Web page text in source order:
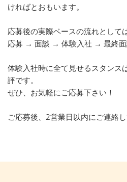
ければとおもいます。
応募後の実際ベースの流れとして
応募 → 面談 → 体験入社 → 最終面
体験入社時に全て見せるスタンス
評です。
ぜひ、お気軽にご応募下さい！
ご応募後、2営業日以内にご連絡し